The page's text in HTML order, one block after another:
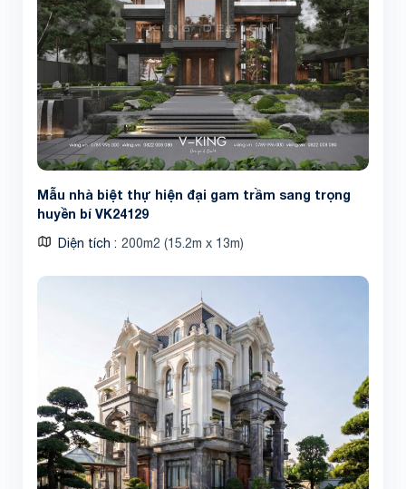
Mẫu nhà biệt thự hiện đại gam trầm sang trọng
huyền bí VK24129
Diện tích 200m2 (15.2m x 13m)